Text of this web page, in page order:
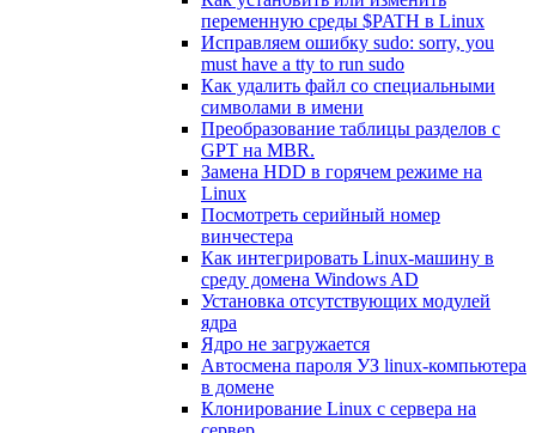
переменную среды $PATH в Linux
Исправляем ошибку sudo: sorry, you
must have a tty to run sudo
Как удалить файл со специальными
символами в имени
Преобразование таблицы разделов с
GPT на MBR.
Замена HDD в горячем режиме на
Linux
Посмотреть серийный номер
винчестера
Как интегрировать Linux-машину в
среду домена Windows AD
Установка отсутствующих модулей
ядра
Ядро не загружается
Автосмена пароля УЗ linux-компьютера
в домене
Клонирование Linux с сервера на